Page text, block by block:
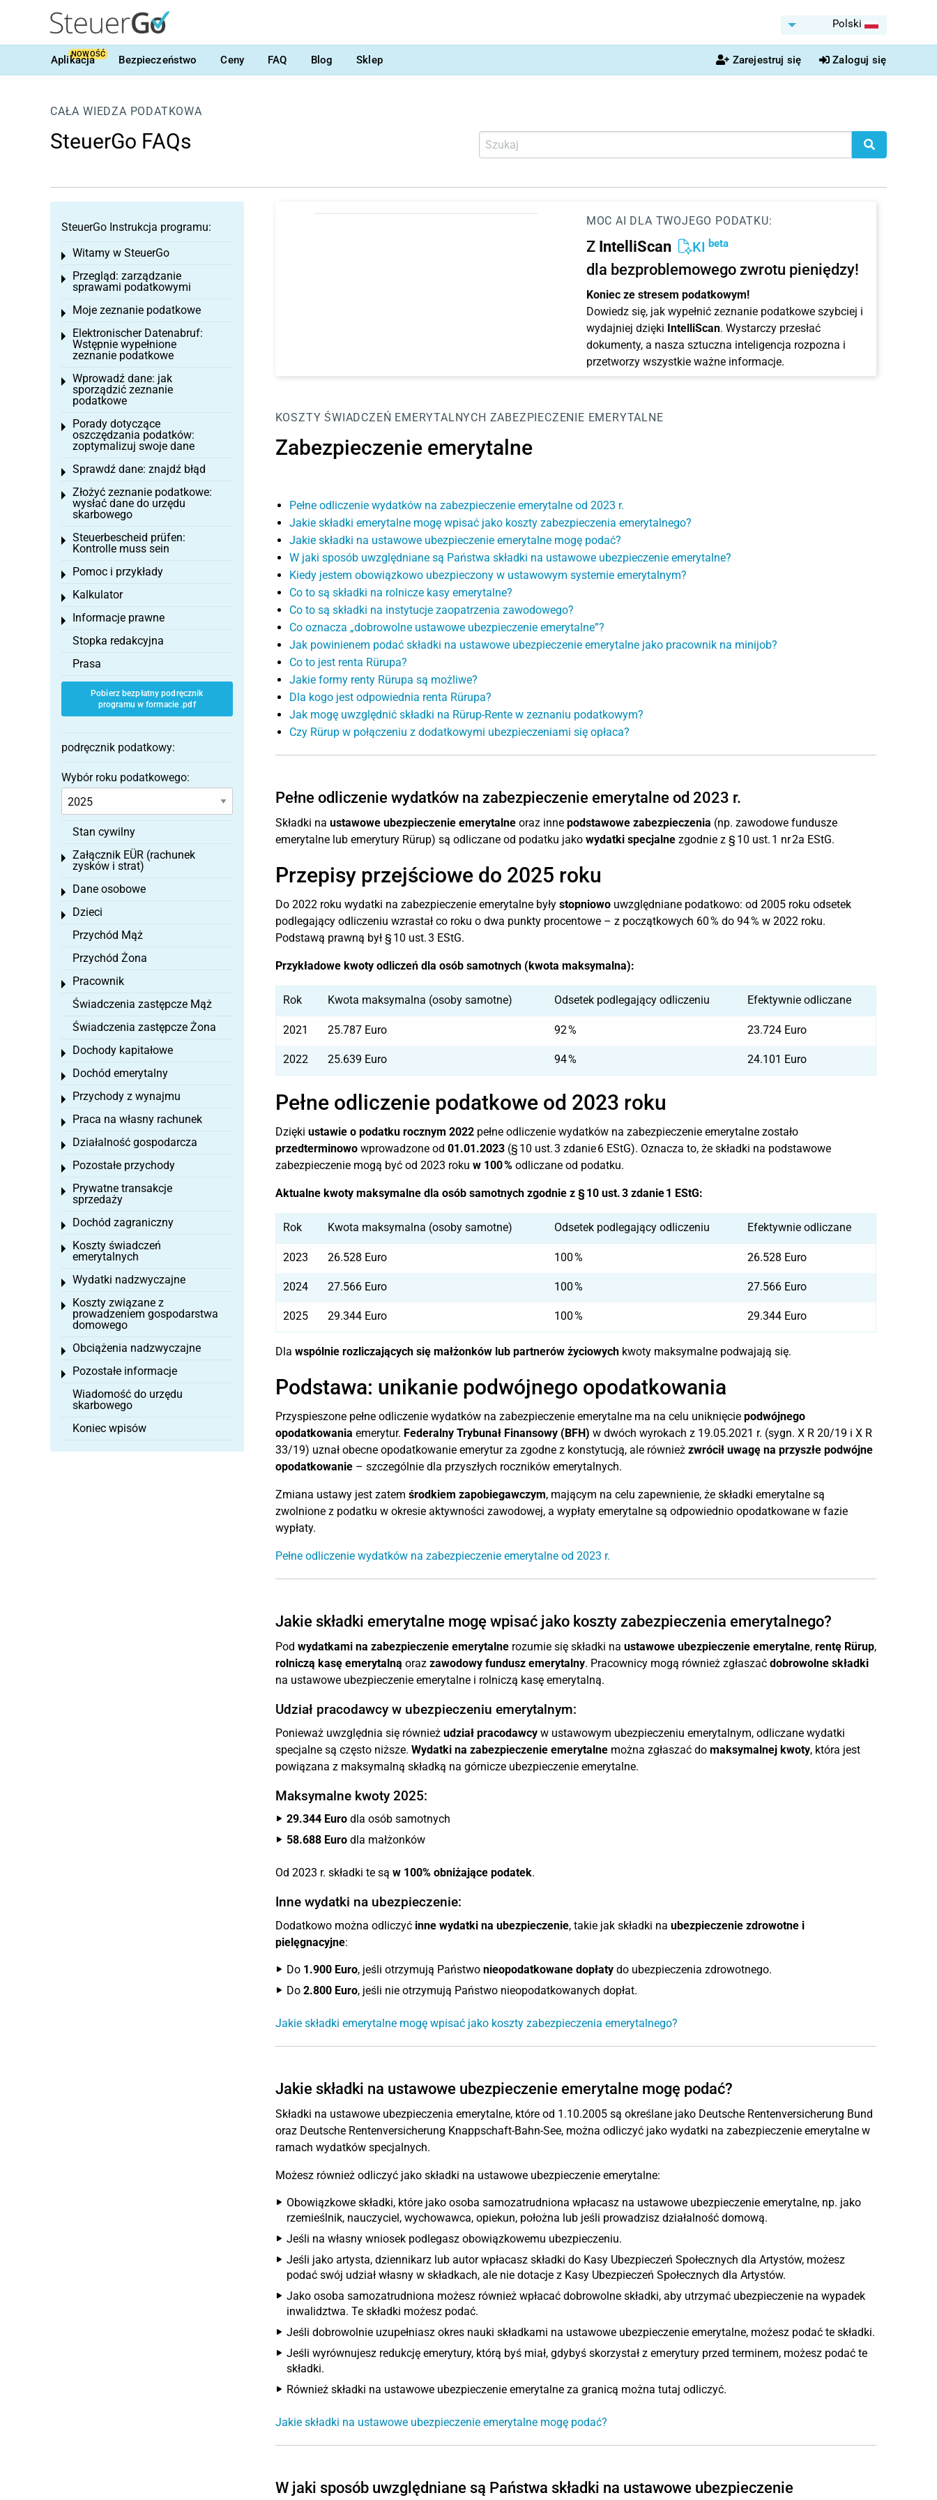
Polski
Aplikacja
NOWOŚĆ Bezpieczeństwo Ceny FAQ Blog Sklep Zarejestruj się Zaloguj się
CAŁA WIEDZA PODATKOWA
SteuerGo FAQs
MOC AI DLA TWOJEGO PODATKU:
Z IntelliScan KI beta
dla bezproblemowego zwrotu pieniędzy!
Koniec ze stresem podatkowym!
Dowiedz się, jak wypełnić zeznanie podatkowe szybciej i
wydajniej dzięki IntelliScan. Wystarczy przesłać
dokumenty, a nasza sztuczna inteligencja rozpozna i
przetworzy wszystkie ważne informacje.
KOSZTY ŚWIADCZEŃ EMERYTALNYCH ZABEZPIECZENIE EMERYTALNE
Zabezpieczenie emerytalne
Pełne odliczenie wydatków na zabezpieczenie emerytalne od 2023 r.
Jakie składki emerytalne mogę wpisać jako koszty zabezpieczenia emerytalnego?
Jakie składki na ustawowe ubezpieczenie emerytalne mogę podać?
W jaki sposób uwzględniane są Państwa składki na ustawowe ubezpieczenie emerytalne?
Kiedy jestem obowiązkowo ubezpieczony w ustawowym systemie emerytalnym?
Co to są składki na rolnicze kasy emerytalne?
Co to są składki na instytucje zaopatrzenia zawodowego?
Co oznacza „dobrowolne ustawowe ubezpieczenie emerytalne”?
Jak powinienem podać składki na ustawowe ubezpieczenie emerytalne jako pracownik na minijob?
Co to jest renta Rürupa?
Jakie formy renty Rürupa są możliwe?
Dla kogo jest odpowiednia renta Rürupa?
Jak mogę uwzględnić składki na Rürup-Rente w zeznaniu podatkowym?
Czy Rürup w połączeniu z dodatkowymi ubezpieczeniami się opłaca?
Pełne odliczenie wydatków na zabezpieczenie emerytalne od 2023 r.
Składki na ustawowe ubezpieczenie emerytalneoraz inne podstawowe zabezpieczenia (np. zawodowe fundusze
emerytalne lub emerytury Rürup) są odliczane od podatku jako wydatki specjalnezgodnie z § 10 ust. 1 nr 2a EStG.
Przepisy przejściowe do 2025 roku
Do 2022 roku wydatki na zabezpieczenie emerytalne były stopniowouwzględniane podatkowo: od 2005 roku odsetek
podlegający odliczeniu wzrastał co roku o dwa punkty procentowe – z początkowych 60 % do 94 % w 2022 roku.
Podstawą prawną był § 10 ust. 3 EStG.
Przykładowe kwoty odliczeń dla osób samotnych (kwota maksymalna):
Rok Kwota maksymalna (osoby samotne) Odsetek podlegający odliczeniu Efektywnie odliczane
2021 25.787 Euro 92 % 23.724 Euro
2022 25.639 Euro 94 % 24.101 Euro
Pełne odliczenie podatkowe od 2023 roku
Dzięki ustawie o podatku rocznym 2022pełne odliczenie wydatków na zabezpieczenie emerytalne zostało
przedterminowowprowadzone od 01.01.2023(§ 10 ust. 3 zdanie 6 EStG). Oznacza to, że składki na podstawowe
zabezpieczenie mogą być od 2023 roku w 100 %odliczane od podatku.
Aktualne kwoty maksymalne dla osób samotnych zgodnie z § 10 ust. 3 zdanie 1 EStG:
Rok Kwota maksymalna (osoby samotne) Odsetek podlegający odliczeniu Efektywnie odliczane
2023 26.528 Euro 100 % 26.528 Euro
2024 27.566 Euro 100 % 27.566 Euro
2025 29.344 Euro 100 % 29.344 Euro
Dla wspólnie rozliczających się małżonków lub partnerów życiowychkwoty maksymalne podwajają się.
Podstawa: unikanie podwójnego opodatkowania
Przyspieszone pełne odliczenie wydatków na zabezpieczenie emerytalne ma na celu uniknięcie podwójnego
opodatkowania emerytur. Federalny Trybunał Finansowy (BFH) w dwóch wyrokach z 19.05.2021 r. (sygn. X R 20/19 i X R
33/19) uznał obecne opodatkowanie emerytur za zgodne z konstytucją, ale również zwrócił uwagę na przyszłe podwójne
opodatkowanie– szczególnie dla przyszłych roczników emerytalnych.
Zmiana ustawy jest zatem środkiem zapobiegawczym, mającym na celu zapewnienie, że składki emerytalne są
zwolnione z podatku w okresie aktywności zawodowej, a wypłaty emerytalne są odpowiednio opodatkowane w fazie
wypłaty.
Pełne odliczenie wydatków na zabezpieczenie emerytalne od 2023 r.
Jakie składki emerytalne mogę wpisać jako koszty zabezpieczenia emerytalnego?
Pod wydatkami na zabezpieczenie emerytalnerozumie się składki na ustawowe ubezpieczenie emerytalne, rentę Rürup,
rolniczą kasę emerytalną oraz zawodowy fundusz emerytalny. Pracownicy mogą również zgłaszać dobrowolne składki
na ustawowe ubezpieczenie emerytalne i rolniczą kasę emerytalną.
Udział pracodawcy w ubezpieczeniu emerytalnym:
Ponieważ uwzględnia się również udział pracodawcyw ustawowym ubezpieczeniu emerytalnym, odliczane wydatki
specjalne są często niższe. Wydatki na zabezpieczenie emerytalnemożna zgłaszać do maksymalnej kwoty, która jest
powiązana z maksymalną składką na górnicze ubezpieczenie emerytalne.
Maksymalne kwoty 2025:
29.344 Eurodla osób samotnych
58.688 Eurodla małżonków
Od 2023 r. składki te są w 100% obniżające podatek.
Inne wydatki na ubezpieczenie:
Dodatkowo można odliczyć inne wydatki na ubezpieczenie, takie jak składki na ubezpieczenie zdrowotne i
pielęgnacyjne:
Do 1.900 Euro, jeśli otrzymują Państwo nieopodatkowane dopłatydo ubezpieczenia zdrowotnego.
Do 2.800 Euro, jeśli nie otrzymują Państwo nieopodatkowanych dopłat.
Jakie składki emerytalne mogę wpisać jako koszty zabezpieczenia emerytalnego?
Jakie składki na ustawowe ubezpieczenie emerytalne mogę podać?
Składki na ustawowe ubezpieczenia emerytalne, które od 1.10.2005 są określane jako Deutsche Rentenversicherung Bund
oraz Deutsche Rentenversicherung Knappschaft-Bahn-See, można odliczyć jako wydatki na zabezpieczenie emerytalne w
ramach wydatków specjalnych.
Możesz również odliczyć jako składki na ustawowe ubezpieczenie emerytalne:
Obowiązkowe składki, które jako osoba samozatrudniona wpłacasz na ustawowe ubezpieczenie emerytalne, np. jako
rzemieślnik, nauczyciel, wychowawca, opiekun, położna lub jeśli prowadzisz działalność domową.
Jeśli na własny wniosek podlegasz obowiązkowemu ubezpieczeniu.
Jeśli jako artysta, dziennikarz lub autor wpłacasz składki do Kasy Ubezpieczeń Społecznych dla Artystów, możesz
podać swój udział własny w składkach, ale nie dotacje z Kasy Ubezpieczeń Społecznych dla Artystów.
Jako osoba samozatrudniona możesz również wpłacać dobrowolne składki, aby utrzymać ubezpieczenie na wypadek
inwalidztwa. Te składki możesz podać.
Jeśli dobrowolnie uzupełniasz okres nauki składkami na ustawowe ubezpieczenie emerytalne, możesz podać te składki.
Jeśli wyrównujesz redukcję emerytury, którą byś miał, gdybyś skorzystał z emerytury przed terminem, możesz podać te
składki.
Również składki na ustawowe ubezpieczenie emerytalne za granicą można tutaj odliczyć.
Jakie składki na ustawowe ubezpieczenie emerytalne mogę podać?
W jaki sposób uwzględniane są Państwa składki na ustawowe ubezpieczenie
SteuerGo Instrukcja programu:
Witamy w SteuerGo
Toggle menu
Przegląd: zarządzanie
sprawami podatkowymi
Toggle menu
Moje zeznanie podatkowe
Toggle menu
Elektronischer Datenabruf:
Wstępnie wypełnione
zeznanie podatkowe
Toggle menu
Wprowadź dane: jak
sporządzić zeznanie
podatkowe
Toggle menu
Porady dotyczące
oszczędzania podatków:
zoptymalizuj swoje dane
Toggle menu
Sprawdź dane: znajdź błąd
Toggle menu
Złożyć zeznanie podatkowe:
wysłać dane do urzędu
skarbowego
Toggle menu
Steuerbescheid prüfen:
Kontrolle muss sein
Toggle menu
Pomoc i przykłady
Toggle menu
Kalkulator
Toggle menu
Informacje prawne
Toggle menu
Stopka redakcyjna
Prasa
Pobierz bezpłatny podręcznik
programu w formacie .pdf
podręcznik podatkowy:
Wybór roku podatkowego:
Stan cywilny
Załącznik EÜR (rachunek
zysków i strat)
Toggle menu
Dane osobowe
Toggle menu
Dzieci
Toggle menu
Przychód Mąż
Przychód Żona
Pracownik
Toggle menu
Świadczenia zastępcze Mąż
Świadczenia zastępcze Żona
Dochody kapitałowe
Toggle menu
Dochód emerytalny
Toggle menu
Przychody z wynajmu
Toggle menu
Praca na własny rachunek
Toggle menu
Działalność gospodarcza
Toggle menu
Pozostałe przychody
Toggle menu
Prywatne transakcje
sprzedaży
Toggle menu
Dochód zagraniczny
Toggle menu
Koszty świadczeń
emerytalnych
Toggle menu
Wydatki nadzwyczajne
Toggle menu
Koszty związane z
prowadzeniem gospodarstwa
domowego
Toggle menu
Obciążenia nadzwyczajne
Toggle menu
Pozostałe informacje
Toggle menu
Wiadomość do urzędu
skarbowego
Koniec wpisów